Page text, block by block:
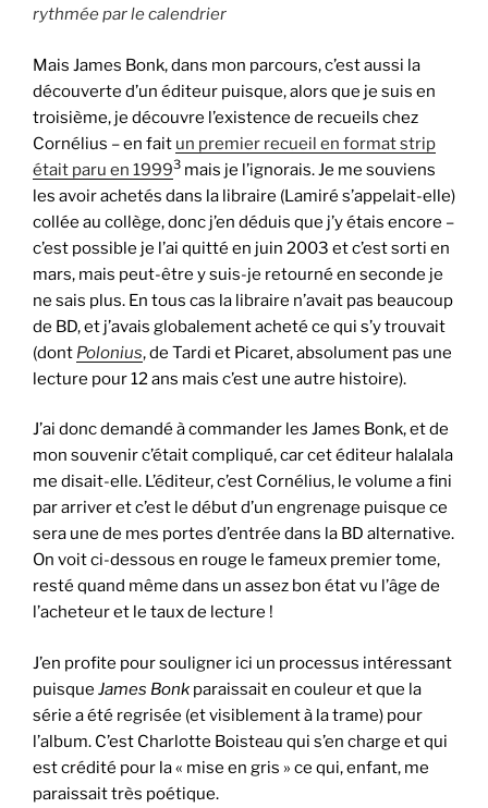
rythmée par le calendrier
Mais James Bonk, dans mon parcours, c’est aussi la
découverte d’un éditeur puisque, alors que je suis en
troisième, je découvre l’existence de recueils chez
Cornélius – en fait un premier recueil en format strip
était paru en 19993 mais je l’ignorais. Je me souviens
les avoir achetés dans la libraire (Lamiré s’appelait-elle)
collée au collège, donc j’en déduis que j’y étais encore –
c’est possible je l’ai quitté en juin 2003 et c’est sorti en
mars, mais peut-être y suis-je retourné en seconde je
ne sais plus. En tous cas la libraire n’avait pas beaucoup
de BD, et j’avais globalement acheté ce qui s’y trouvait
(dont Polonius, de Tardi et Picaret, absolument pas une
lecture pour 12 ans mais c’est une autre histoire).
J’ai donc demandé à commander les James Bonk, et de
mon souvenir c’était compliqué, car cet éditeur halalala
me disait-elle. L’éditeur, c’est Cornélius, le volume a fini
par arriver et c’est le début d’un engrenage puisque ce
sera une de mes portes d’entrée dans la BD alternative.
On voit ci-dessous en rouge le fameux premier tome,
resté quand même dans un assez bon état vu l’âge de
l’acheteur et le taux de lecture !
J’en profite pour souligner ici un processus intéressant
puisque James Bonk paraissait en couleur et que la
série a été regrisée (et visiblement à la trame) pour
l’album. C’est Charlotte Boisteau qui s’en charge et qui
est crédité pour la « mise en gris » ce qui, enfant, me
paraissait très poétique.